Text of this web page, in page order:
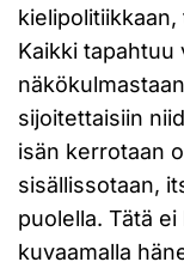
Kaikki tapahtuu
sijoitettaisiin
isän kerrotaan
sisällissotaan,
puolella. Tätä
kuvaamalla